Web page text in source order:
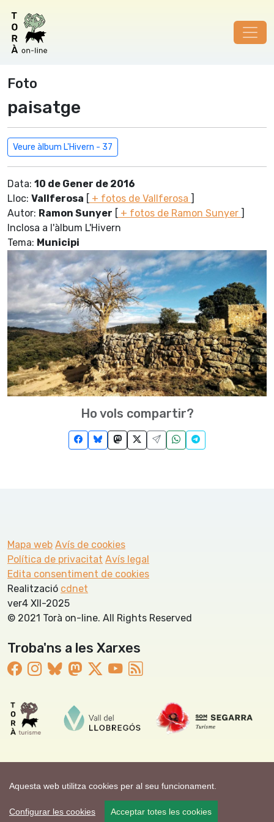
Aquesta web utilitza cookies per al seu funcionament.
Configurar les cookies Acceptar totes les cookies
Foto
paisatge
Veure àlbum L'Hivern - 37
Data: 10 de Gener de 2016
Lloc: Vallferosa [ + fotos de Vallferosa ]
Autor: Ramon Sunyer [ + fotos de Ramon Sunyer ]
Inclosa a l'àlbum L'Hivern
Tema: Municipi
Ho vols compartir?
Mapa web Avís de cookies
Política de privacitat Avís legal
Edita consentiment de cookies
Realització cdnet
ver4 XII-2025
© 2021 Torà on-line. All Rights Reserved
Troba'ns a les Xarxes